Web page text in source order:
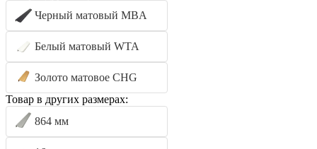
Черный матовый MBA
Белый матовый WTA
Золото матовое CHG
Товар в других размерах:
864 мм